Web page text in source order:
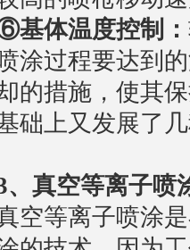
基体温度控制：
涂过程要达到
的措施，使其
础上又发展了
、真空等离子喷
空等离子喷涂